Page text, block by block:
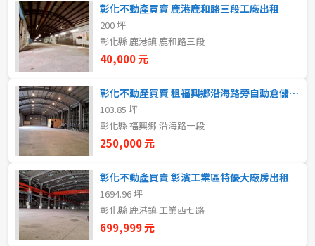
彰化縣
南投縣
雲林縣
嘉義市
嘉義縣
台南市
高雄市
坪數
不拘
20~30 坪
40~50 坪
60~70 坪 70~80 坪
80坪以上
彰化不動產買賣 鹿港鹿和路三段工廠出租
200 坪
彰化縣 鹿港鎮 鹿和路三段
40,000 元
彰化不動產買賣 租福興鄉沿海路旁自動倉儲大廠房
103.85 坪
彰化縣 福興鄉 沿海路一段
250,000 元
彰化不動產買賣 彰濱工業區特優大廠房出租
1694.96 坪
彰化縣 鹿港鎮 工業西七路
699,999 元